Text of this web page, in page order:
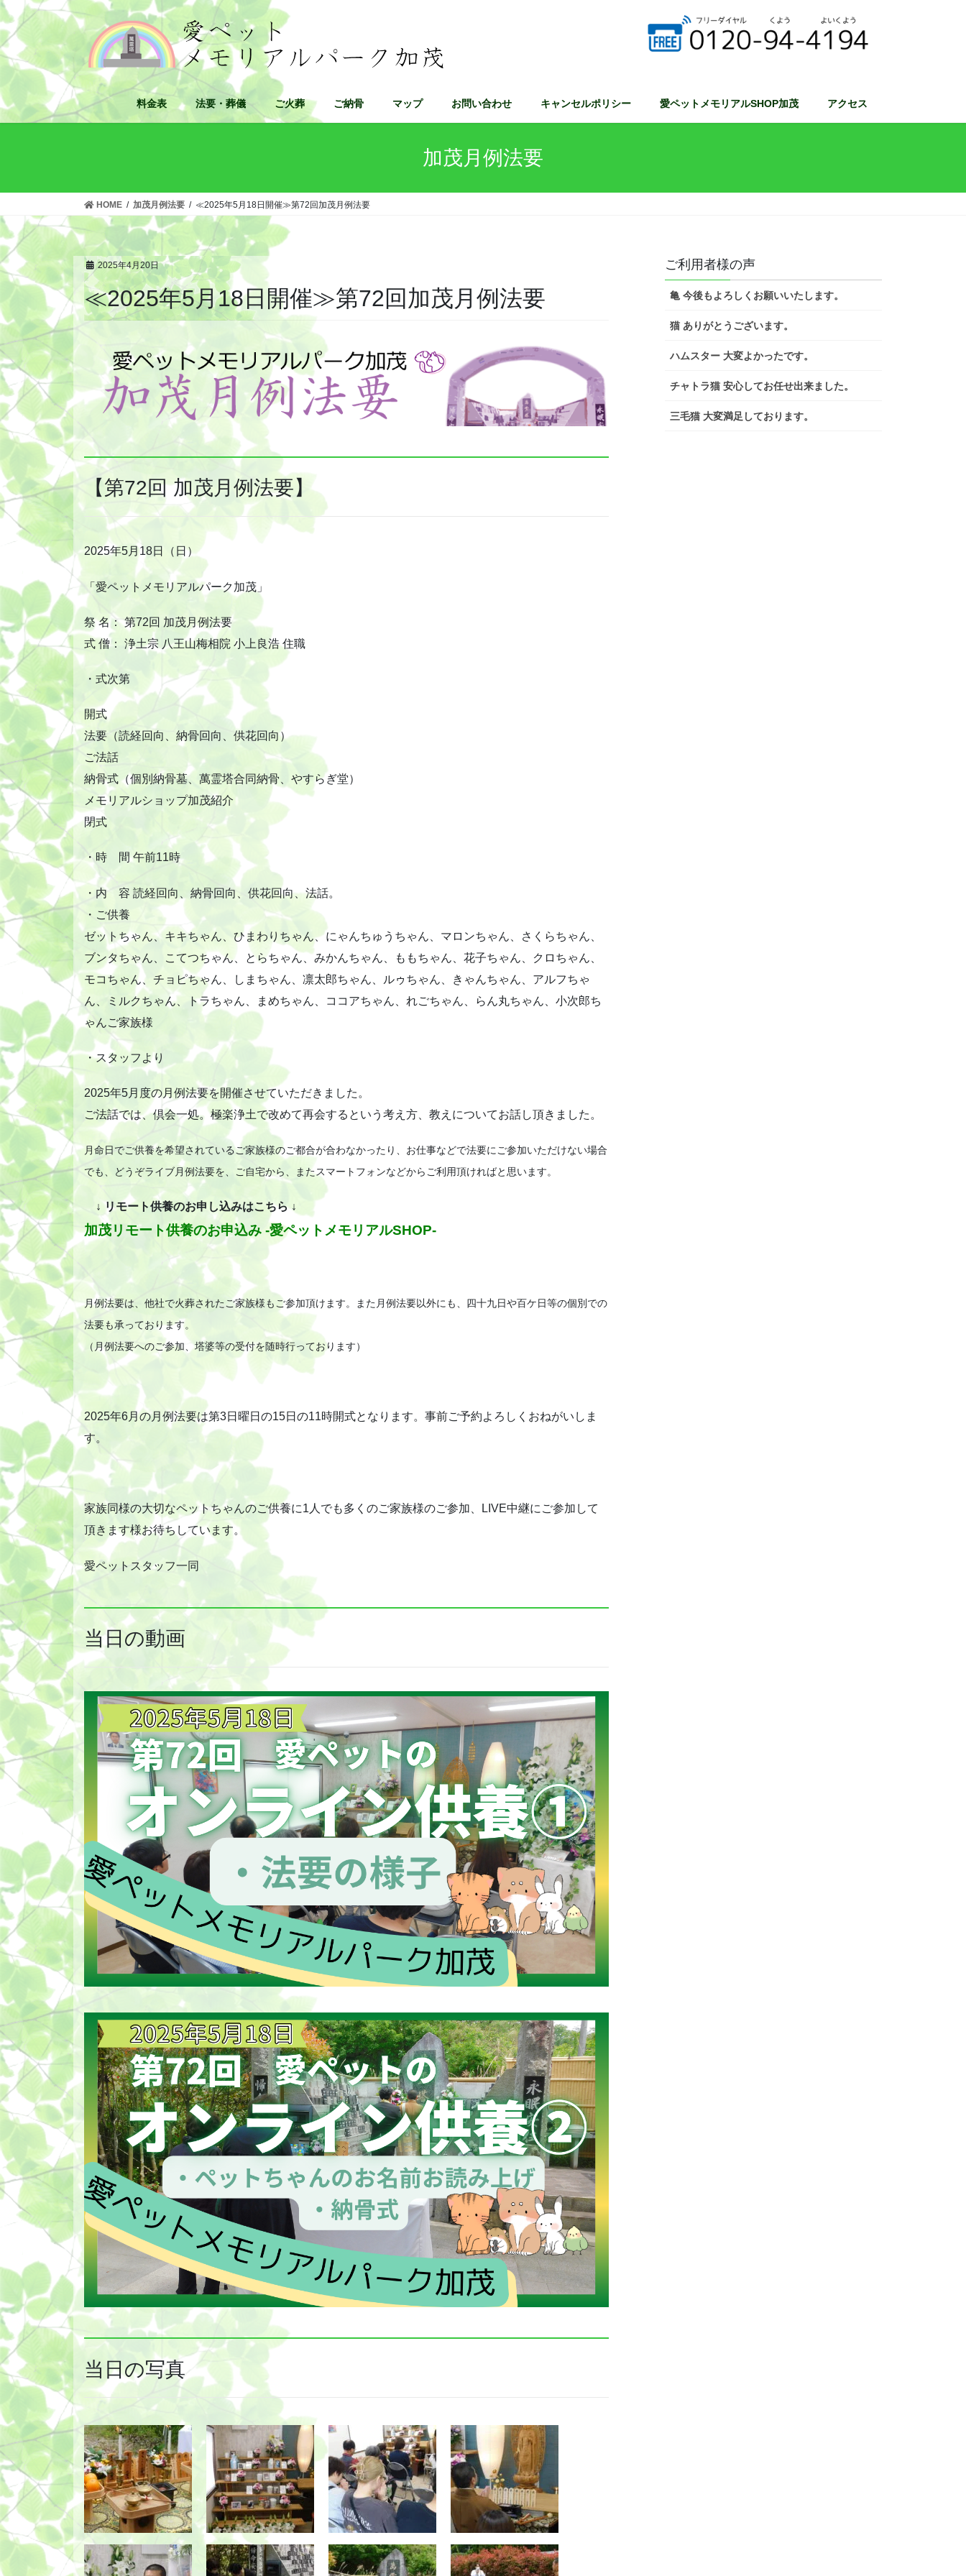
コ
ン
テ
ン
へ
ス
ナ
ビ
ゲ
ー
ョ
ン
料金表 法要・葬儀 ご火葬 ご納骨 マップ お問い合わせ キャンセルポリシー 愛ペットメモリアルSHOP加茂 アクセス
加茂月例法要
HOME 加茂月例法要 ≪2025年5月18日開催≫第72回加茂月例法要
2025年4月20日
≪2025年5月18日開催≫第72回加茂月例法要
【第72回 加茂月例法要】
2025年5月18日（日）
「愛ペットメモリアルパーク加茂」
祭 名： 第72回 加茂月例法要
式 僧： 浄土宗 八王山梅相院 小上良浩 住職
・式次第
開式
法要（読経回向、納骨回向、供花回向）
ご法話
納骨式（個別納骨墓、萬霊塔合同納骨、やすらぎ堂）
メモリアルショップ加茂紹介
閉式
・時 間 午前11時
・内 容 読経回向、納骨回向、供花回向、法話。
・ご供養
ゼットちゃん、キキちゃん、ひまわりちゃん、にゃんちゅうちゃん、マロンちゃん、さくらちゃん、
ブンタちゃん、こてつちゃん、とらちゃん、みかんちゃん、ももちゃん、花子ちゃん、クロちゃん、
モコちゃん、チョピちゃん、しまちゃん、凛太郎ちゃん、ルゥちゃん、きゃんちゃん、アルフちゃ
ん、ミルクちゃん、トラちゃん、まめちゃん、ココアちゃん、れごちゃん、らん丸ちゃん、小次郎ち
ゃんご家族様
・スタッフより
2025年5月度の月例法要を開催させていただきました。
ご法話では、倶会一処。極楽浄土で改めて再会するという考え方、教えについてお話し頂きました。
月命日でご供養を希望されているご家族様のご都合が合わなかったり、お仕事などで法要にご参加いただけない場合
でも、どうぞライブ月例法要を、ご自宅から、またスマートフォンなどからご利用頂ければと思います。
↓ リモート供養のお申し込みはこちら ↓
加茂リモート供養のお申込み -愛ペットメモリアルSHOP-
月例法要は、他社で火葬されたご家族様もご参加頂けます。また月例法要以外にも、四十九日や百ケ日等の個別での
法要も承っております。
（月例法要へのご参加、塔婆等の受付を随時行っております）
2025年6月の月例法要は第3日曜日の15日の11時開式となります。事前ご予約よろしくおねがいしま
す。
家族同様の大切なペットちゃんのご供養に1人でも多くのご家族様のご参加、LIVE中継にご参加して
頂きます様お待ちしています。
愛ペットスタッフ一同
当日の動画
当日の写真
ご利用者様の声
亀 今後もよろしくお願いいたします。
猫 ありがとうございます。
ハムスター 大変よかったです。
チャトラ猫 安心してお任せ出来ました。
三毛猫 大変満足しております。